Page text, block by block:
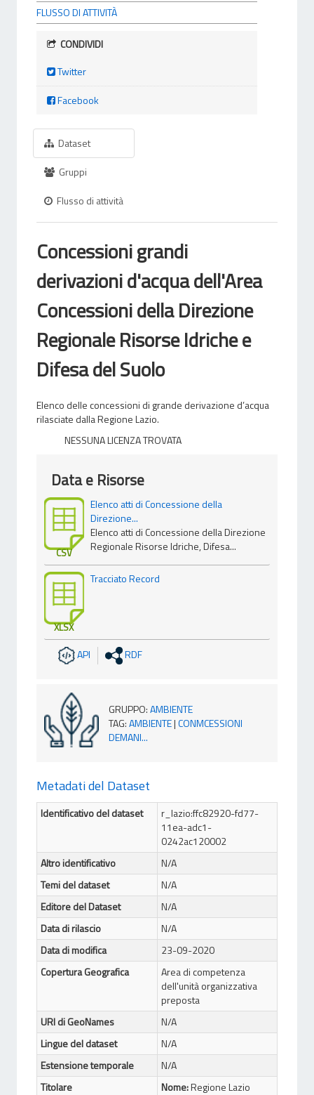
FLUSSO DI ATTIVITÀ
CONDIVIDI
Twitter
Facebook
Dataset
Gruppi
Flusso di attività
Concessioni grandi
derivazioni d'acqua dell'Area
Concessioni della Direzione
Regionale Risorse Idriche e
Difesa del Suolo
Elenco delle concessioni di grande derivazione d’acqua
rilasciate dalla Regione Lazio.
NESSUNA LICENZA TROVATA
Data e Risorse
CSV
Elenco atti di Concessione della
Direzione...
Elenco atti di Concessione della Direzione
Regionale Risorse Idriche, Difesa...
XLSX
Tracciato Record
API RDF
GRUPPO:AMBIENTE
TAG:AMBIENTE|CONMCESSIONI
DEMANI...
Metadati del Dataset
Identificativo del dataset
r_lazio:ffc82920-fd77-
11ea-adc1-
0242ac120002
Altro identificativo
N/A
Temi del dataset
N/A
Editore del Dataset
N/A
Data di rilascio
N/A
Data di modifica
23-09-2020
Copertura Geografica
Area di competenza
dell'unità organizzativa
preposta
URI di GeoNames
N/A
Lingue del dataset
N/A
Estensione temporale
N/A
Titolare
Nome:Regione Lazio